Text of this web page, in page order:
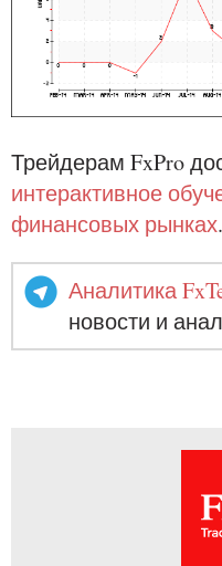
Трейдерам FxPro
интерактивное
финансовых рынках
Аналитика
новости и